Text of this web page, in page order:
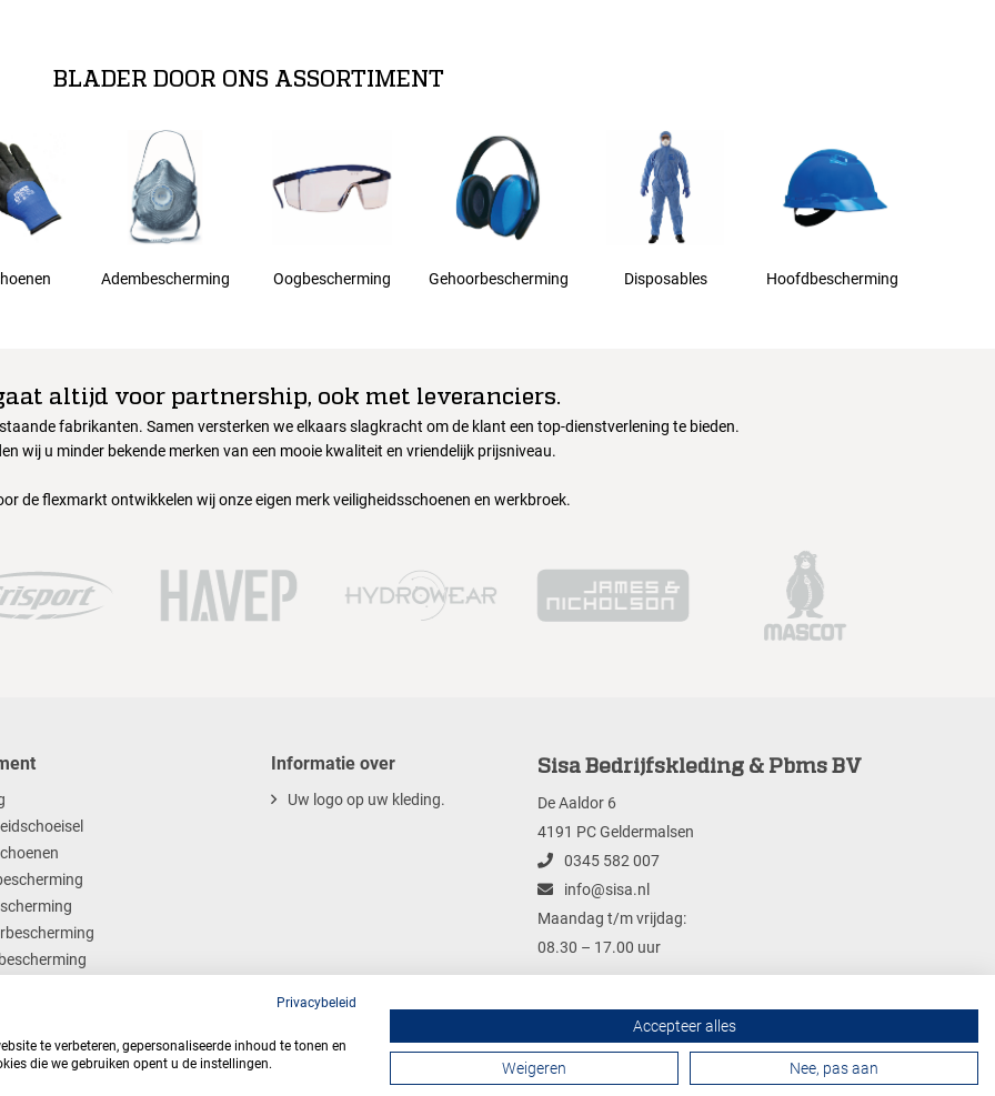
BLADER DOOR ONS ASSORTIMENT
Adembescherming Oogbescherming Gehoorbescherming Disposables Hoofdbescherming
altijd voor partnership, ook met leveranciers.
fabrikanten. Samen versterken we elkaars slagkracht om de klant een top-dienstverlening te bieden.
wij u minder bekende merken van een mooie kwaliteit en vriendelijk prijsniveau.
de flexmarkt ontwikkelen wij onze eigen merk veiligheidsschoenen en werkbroek.
Informatie over
Uw logo op uw kleding.
Sisa Bedrijfskleding & Pbms BV
De Aaldor 6
4191 PC Geldermalsen
0345 582 007
info@sisa.nl
Maandag t/m vrijdag:
08.30 – 17.00 uur
Webdesign
Contactformulier
Privacybeleid
te verbeteren, gepersonaliseerde inhoud te tonen en
die we gebruiken opent u de instellingen.
Accepteer alles
Weigeren Nee, pas aan